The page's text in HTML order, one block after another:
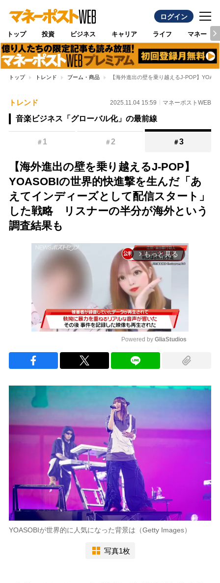
ログイン
トップ 投資 ビジネス キャリア ライフ マネー
トップ トレンド ブーム・商品 【海外進出の壁を乗り越えるJ-POP】
トレンド 2025.11.04 15:59 マネーポストWEB
音楽ビジネス「グローバル化」の最前線
＃ 1 ＃2 ＃3
【海外進出の壁を乗り越えるJ-POP】
YOASOBIの世界的快進撃を生んだ「あ
えてインディーズとして配信スタート」
した戦略 リスナーの半分が海外という
調査結果も
arrow_forward_ios もっと見る
Powered by GliaStudios
YOASOBIが世界的に人気になった背景は（Getty Images）
写真1枚